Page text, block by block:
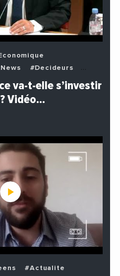
#Decideurs
#Economie
va-t-elle s’investir
Vidéo…
#Actualite